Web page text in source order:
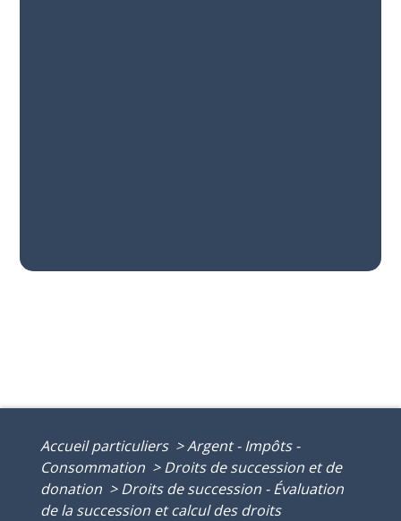
Accueil particuliers >Argent - Impôts -
Consommation > Droits de succession et de
donation > Droits de succession - Évaluation
de la succession et calcul des droits